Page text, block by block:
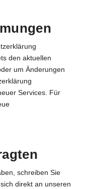
den aktuellen
um Änderungen
Services. Für
schreiben Sie
direkt an unseren